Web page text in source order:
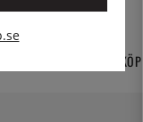
365 DAGARS ÖPPET KÖP